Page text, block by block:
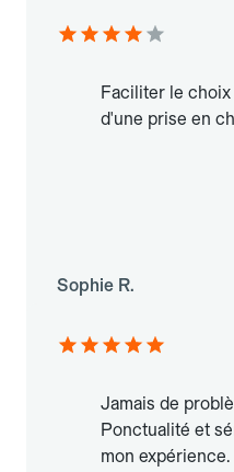
Faciliter le
d'une prise en
Sophie R.
Jamais de
Ponctualité et
mon expérience.